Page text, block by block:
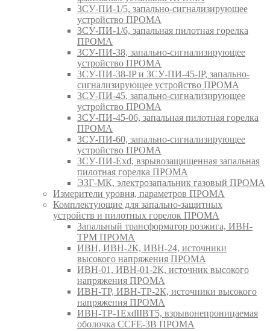
ЗСУ-ПИ-1/5, запально-сигнализирующее
устройство ПРОМА
ЗСУ-ПИ-1/6, запальная пилотная горелка
ПРОМА
ЗСУ-ПИ-38, запально-сигнализирующее
устройство ПРОМА
ЗСУ-ПИ-38-IP и ЗСУ-ПИ-45-IP, запально-
сигнализирующее устройство ПРОМА
ЗСУ-ПИ-45, запально-сигнализирующее
устройство ПРОМА
ЗСУ-ПИ-45-06, запальная пилотная горелка
ПРОМА
ЗСУ-ПИ-60, запально-сигнализирующее
устройство ПРОМА
ЗСУ-ПИ-Exd, взрывозащищенная запальная
пилотная горелка ПРОМА
ЭЗГ-МК, электрозапальник газовый ПРОМА
Измерители уровня, параметров ПРОМА
Комплектующие для запально-защитных
устройств и пилотных горелок ПРОМА
Запальный трансформатор розжига, ИВН-
ТРМ ПРОМА
ИВН, ИВН-2К, ИВН-24, источники
высокого напряжения ПРОМА
ИВН-01, ИВН-01-2К, источник высокого
напряжения ПРОМА
ИВН-ТР, ИВН-ТР-2К, источники высокого
напряжения ПРОМА
ИВН-ТР-1ExdIIBT5, взрывонепроницаемая
оболочка CCFE-3B ПРОМА